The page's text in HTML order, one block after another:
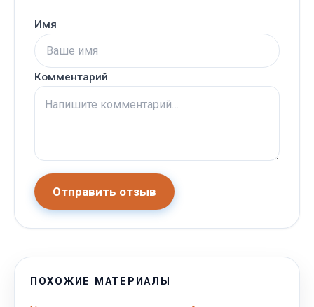
Имя
Комментарий
Отправить отзыв
ПОХОЖИЕ МАТЕРИАЛЫ